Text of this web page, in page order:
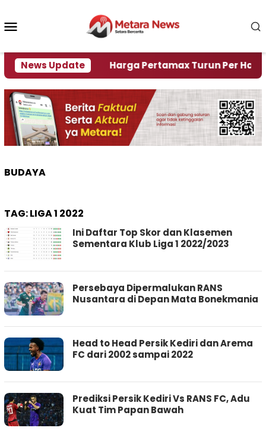
konten
News Update
Air Harga Pertamax Turun Per Hari Ini,
BUDAYA
TAG:LIGA 1 2022
Ini Daftar Top Skor dan Klasemen
Sementara Klub Liga 1 2022/2023
Persebaya Dipermalukan RANS
Nusantara di Depan Mata Bonekmania
Head to Head Persik Kediri dan Arema
FC dari 2002 sampai 2022
Prediksi Persik Kediri Vs RANS FC, Adu
Kuat Tim Papan Bawah